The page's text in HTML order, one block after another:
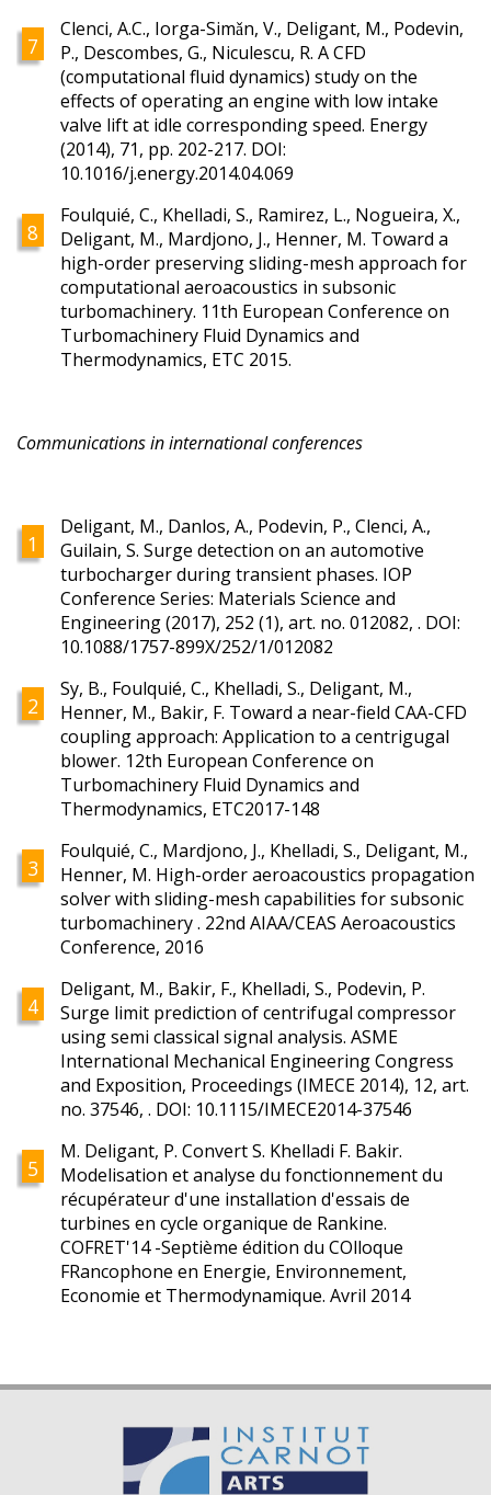
Clenci, A.C., Iorga-Simǎn, V., Deligant, M., Podevin,
P., Descombes, G., Niculescu, R. A CFD
(computational fluid dynamics) study on the
effects of operating an engine with low intake
valve lift at idle corresponding speed. Energy
(2014), 71, pp. 202-217. DOI:
10.1016/j.energy.2014.04.069
Foulquié, C., Khelladi, S., Ramirez, L., Nogueira, X.,
Deligant, M., Mardjono, J., Henner, M. Toward a
high-order preserving sliding-mesh approach for
computational aeroacoustics in subsonic
turbomachinery. 11th European Conference on
Turbomachinery Fluid Dynamics and
Thermodynamics, ETC 2015.
Communications in international conferences
Deligant, M., Danlos, A., Podevin, P., Clenci, A.,
Guilain, S. Surge detection on an automotive
turbocharger during transient phases. IOP
Conference Series: Materials Science and
Engineering (2017), 252 (1), art. no. 012082, . DOI:
10.1088/1757-899X/252/1/012082
Sy, B., Foulquié, C., Khelladi, S., Deligant, M.,
Henner, M., Bakir, F. Toward a near-field CAA-CFD
coupling approach: Application to a centrigugal
blower. 12th European Conference on
Turbomachinery Fluid Dynamics and
Thermodynamics, ETC2017-148
Foulquié, C., Mardjono, J., Khelladi, S., Deligant, M.,
Henner, M. High-order aeroacoustics propagation
solver with sliding-mesh capabilities for subsonic
turbomachinery . 22nd AIAA/CEAS Aeroacoustics
Conference, 2016
Deligant, M., Bakir, F., Khelladi, S., Podevin, P.
Surge limit prediction of centrifugal compressor
using semi classical signal analysis. ASME
International Mechanical Engineering Congress
and Exposition, Proceedings (IMECE 2014), 12, art.
no. 37546, . DOI: 10.1115/IMECE2014-37546
M. Deligant, P. Convert S. Khelladi F. Bakir.
Modelisation et analyse du fonctionnement du
récupérateur d'une installation d'essais de
turbines en cycle organique de Rankine.
COFRET'14 -Septième édition du COlloque
FRancophone en Energie, Environnement,
Economie et Thermodynamique. Avril 2014